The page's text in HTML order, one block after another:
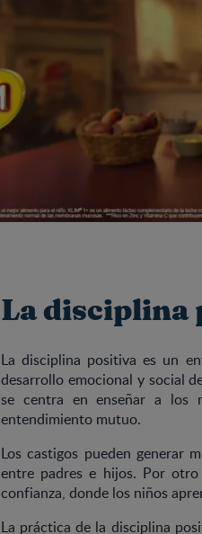
La disciplina
La disciplina positiva es un
desarrollo emocional y social
se centra en enseñar a los
entendimiento mutuo.
Los castigos pueden generar
entre padres e hijos. Por
confianza, donde los niños
La práctica de la disciplina